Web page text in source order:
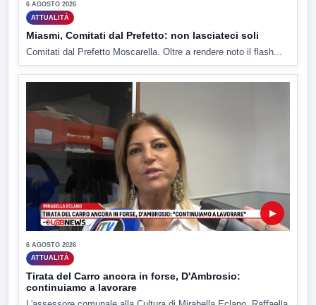
6 AGOSTO 2026
ATTUALITÀ
Miasmi, Comitati dal Prefetto: non lasciateci soli
Comitati dal Prefetto Moscarella. Oltre a rendere noto il flash...
▶
6 AGOSTO 2026
ATTUALITÀ
Tirata del Carro ancora in forse, D'Ambrosio:
continuiamo a lavorare